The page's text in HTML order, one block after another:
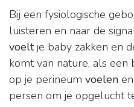
Bij een fysiologische
luisteren en naar de
voeltje baby zakken en
komt van nature, als een
op je perineum voelen
persen om je opgelucht